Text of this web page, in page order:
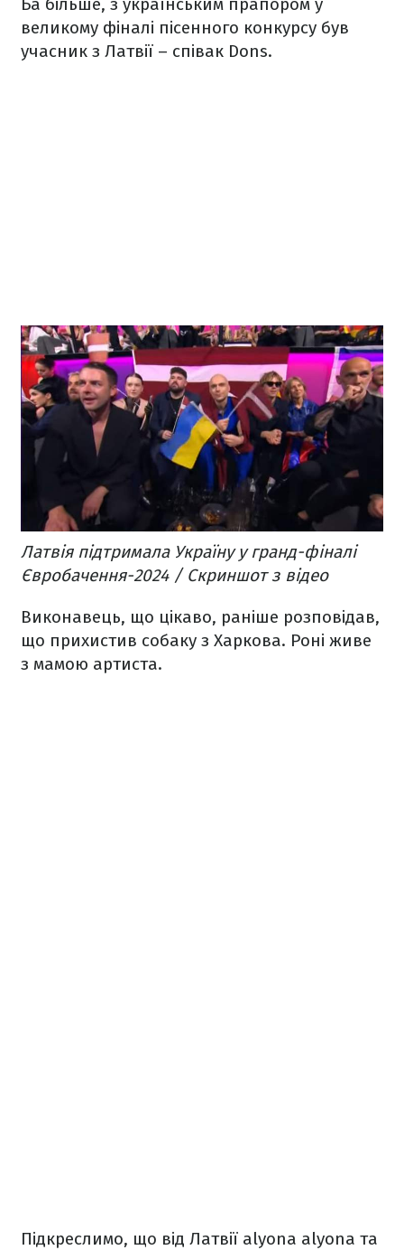
Ба більше, з українським прапором у
великому фіналі пісенного конкурсу був
учасник з Латвії – співак Dons.
Латвія підтримала Україну у гранд-фіналі
Євробачення-2024 / Скриншот з відео
Виконавець, що цікаво, раніше розповідав,
що прихистив собаку з Харкова. Роні живе
з мамою артиста.
Підкреслимо, що від Латвії alyona alyona та